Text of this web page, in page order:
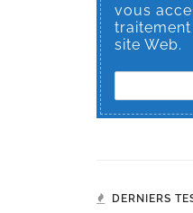
vous
site Web.
DERNIERS